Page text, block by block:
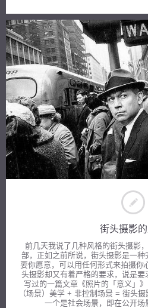
街头摄影
前几天我说了几种风格的街头摄影
部，正如之前所说，街头摄影是一
要你愿意，可以用任何形式来拍摄你
头摄影却又有着严格的要求，说是
写过的一篇文章《照片的「意义」
（场景）美学 + 非控制场景 = 街头
一个是社会场景，即在公开